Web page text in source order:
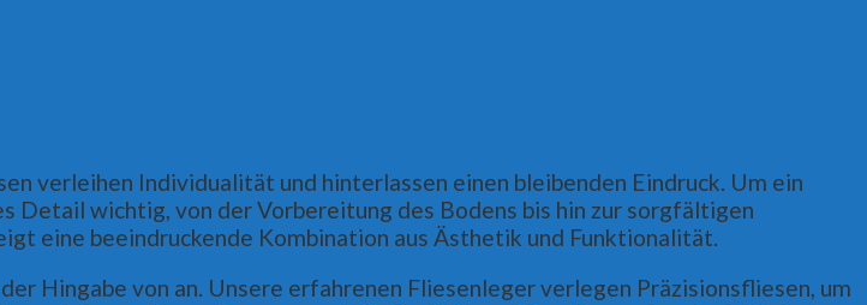
verleihen Individualität und hinterlassen einen bleibenden Eindruck. Um ein
Detail wichtig, von der Vorbereitung des Bodens bis hin zur sorgfältigen
eine beeindruckende Kombination aus Ästhetik und Funktionalität.
Hingabe von an. Unsere erfahrenen Fliesenleger verlegen Präzisionsfliesen, um